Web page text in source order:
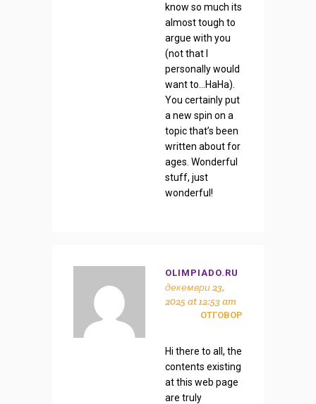
know so much its
almost tough to
argue with you
(not that I
personally would
want to…HaHa).
You certainly put
a new spin on a
topic that’s been
written about for
ages. Wonderful
stuff, just
wonderful!
OLIMPIADO.RU
декември 23,
2025 at 12:53 am
ОТГОВОР
Hi there to all, the
contents existing
at this web page
are truly